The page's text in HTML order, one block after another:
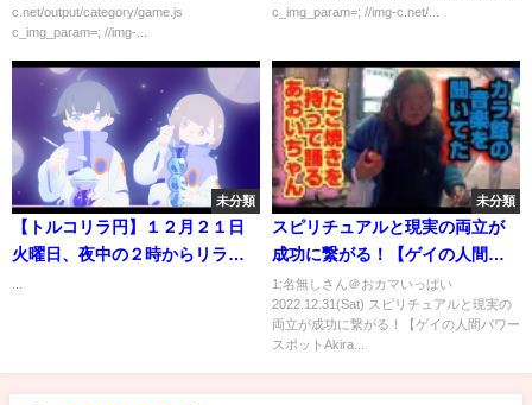
c.net/output/category/game.js
c_img_param=; //img-...
c_img_param=; //img-c.net/...
未分類
【トルコリラ円】１２月２１日
火曜日、夜中の２時からリラ急
未分類
スピリチュアルと現実の両立が
成功に繋がる！【ゲイの人間パ
ワースポットAkiraの開運スピリ
チュアル】
1:名無しさん＠おカマいっぱい
2022.12.31(Sat) スピリチュアルと現実の
両立が成功に繋がる！【ゲイの人間パワー
スポットAkira...